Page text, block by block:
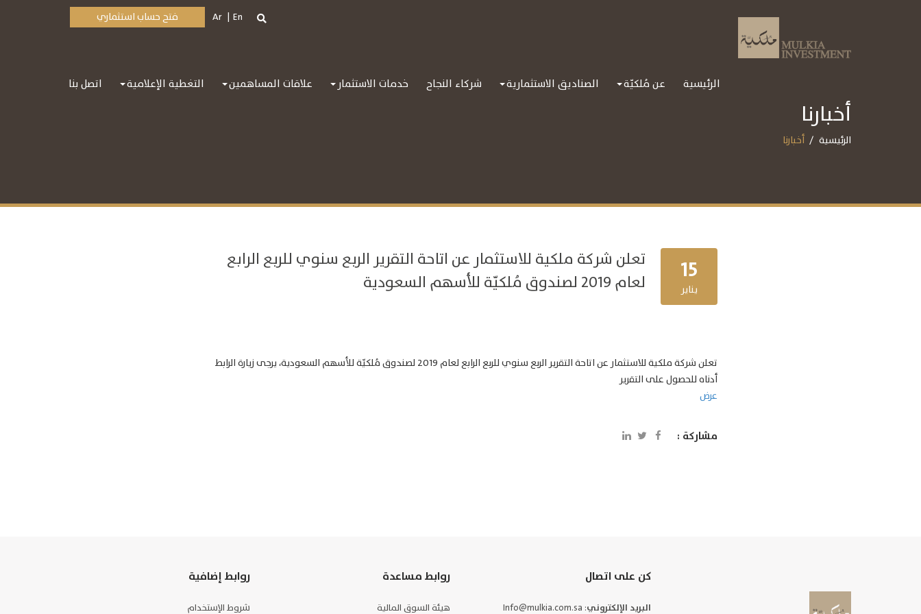
En
Ar فتح حساب استثماري
الرئيسية عن مُلكيّة الصناديق الاستثمارية شركاء النجاح خدمات الاستثمار علاقات المساهمين التغطية الإعلامية اتصل بنا
أخبارنا
الرئيسية أخبارنا
15
يناير
تعلن شركة ملكية للاستثمار عن اتاحة التقرير الربع سنوي للربع الرابع
لعام 2019 لصندوق مُلكيّة للأسهم السعودية
تعلن شركة ملكية للاستثمار عن اتاحة التقرير الربع سنوي للربع الرابع لعام 2019 لصندوق مُلكيّة للأسهم السعودية، يرجى زيارة الرابط
أدناه للحصول على التقرير
عرض
مشاركة :
كن على اتصال
البريد الإلكتروني: Info@mulkia.com.sa
روابط مساعدة
هيئة السوق المالية
روابط إضافية
شروط الإستخدام